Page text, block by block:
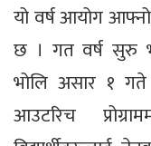
यो वर्ष आयोग
छ । गत वर्ष सुरु
भोलि असार १
आउटरिच